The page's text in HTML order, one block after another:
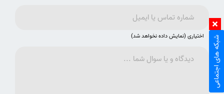
اختیاری (نمایش داده نخواهد شد) شبکه های اجتماعی